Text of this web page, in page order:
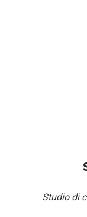
Studio di